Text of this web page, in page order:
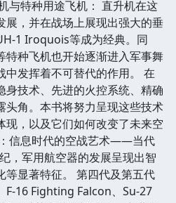
与特种用途飞机： 直升机在这
展，并在战场上展现出强大的垂
1 Iroquois等成为经典。同
特种飞机也开始逐渐进入军事舞
中发挥着不可替代的作用。 在
身技术、先进的火控系统、精确
头角。本书将努力呈现这些技术
现，以及它们如何改变了未来空
信息时代的空战艺术——当代
，军用航空器的发展呈现出智
等显著特征。 第四代及第五代
F-16 Fighting Falcon、Su-27